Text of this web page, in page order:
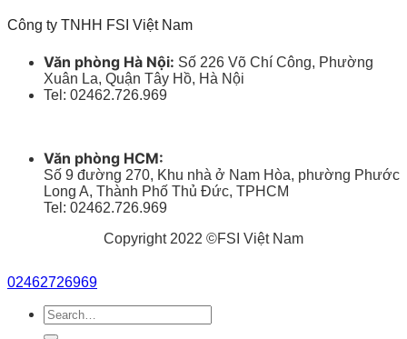
Công ty TNHH FSI Việt Nam
Văn phòng Hà Nội: Số 226 Võ Chí Công, Phường
Xuân La, Quận Tây Hồ, Hà Nội
Tel: 02462.726.969
Văn phòng HCM:
Số 9 đường 270, Khu nhà ở Nam Hòa, phường Phước
Long A, Thành Phố Thủ Đức, TPHCM
Tel: 02462.726.969
Copyright 2022 ©FSI Việt Nam
02462726969
Search
for: